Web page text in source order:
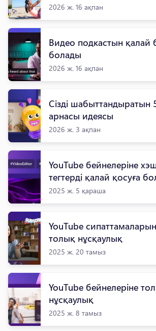
2026 ж. 16 ақпан
Видео подкастын қалай
болады
2026 ж. 16 ақпан
Сізді шабыттандыратын
арнасы идеясы
2026 ж. 3 ақпан
YouTube бейнелеріне
тегтерді қалай қосуға
2025 ж. 5 қараша
YouTube
толық нұсқаулық
2025 ж. 20 тамыз
YouTube бейнелеріне
нұсқаулық
2025 ж. 8 тамыз